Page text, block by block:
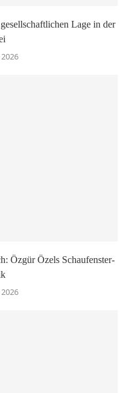
Lage in der
Özgür Özels Schaufenster-